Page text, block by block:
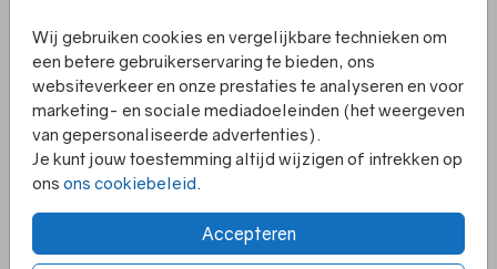
Wij gebruiken cookies en vergelijkbare technieken om
een betere gebruikerservaring te bieden, ons
websiteverkeer en onze prestaties te analyseren en voor
marketing- en sociale mediadoeleinden (het weergeven
van gepersonaliseerde advertenties).
Je kunt jouw toestemming altijd wijzigen of intrekken op
ons ons cookiebeleid.
Accepteren
Productinformatie
Omschrijving
Een enkele bedankkaart met groene kleur en getekende
bloemen. De kaart heeft een opening waar je het losse
fotootje in kunt steken.
2-delig